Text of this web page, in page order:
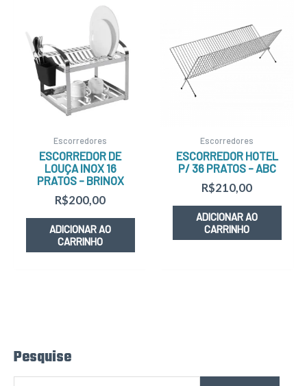
Pesquise
P
e
Escorredores
ESCORREDOR DE
LOUÇA INOX 16
PRATOS – BRINOX
R$200,00
ADICIONAR AO
CARRINHO
Escorredores
ESCORREDOR HOTEL
P/ 36 PRATOS – ABC
R$210,00
ADICIONAR AO
CARRINHO